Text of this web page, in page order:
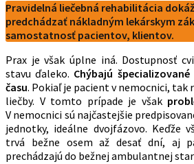
Pravidelná liečebná rehabilitácia
predchádzať nákladným lekárskym
samostatnosť pacientov, klientov.
Prax je však úplne iná. Dostupnosť
stavu ďaleko. Chýbajú
času. Pokiaľ je pacient v nemocnici, tak
liečby. V tomto prípade je však
V nemocnici sú najčastejšie
jednotky, ideálne dvojfázovo. Keďže
trvá bežne osem až desať dní, aj
prechádzajú do bežnej ambulantnej